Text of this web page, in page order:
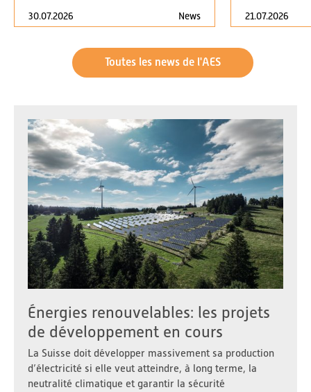
30.07.2026 News 21.07.2026
Toutes les news de l'AES
Énergies renouvelables: les projets
de développement en cours
La Suisse doit développer massivement sa production
d’électricité si elle veut atteindre, à long terme, la
neutralité climatique et garantir la sécurité